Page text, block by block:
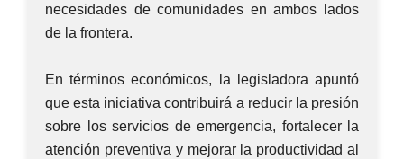
necesidades de comunidades en ambos lados
de la frontera.
En términos económicos, la legisladora apuntó
que esta iniciativa contribuirá a reducir la presión
sobre los servicios de emergencia, fortalecer la
atención preventiva y mejorar la productividad al